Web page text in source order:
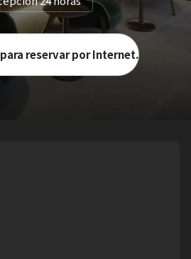
reservar por Internet.